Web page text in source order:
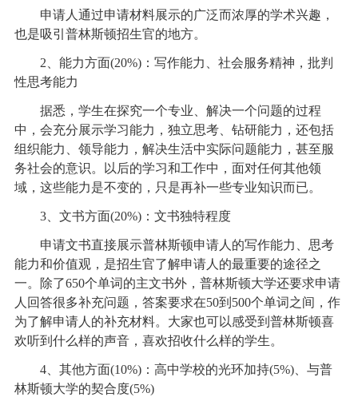
申请人通过申请材料展示的广泛而浓厚的学术兴趣，
也是吸引普林斯顿招生官的地方。
2、能力方面(20%)：写作能力、社会服务精神，批判
性思考能力
据悉，学生在探究一个专业、解决一个问题的过程
中，会充分展示学习能力，独立思考、钻研能力，还包括
组织能力、领导能力，解决生活中实际问题能力，甚至服
务社会的意识。以后的学习和工作中，面对任何其他领
域，这些能力是不变的，只是再补一些专业知识而已。
3、文书方面(20%)：文书独特程度
申请文书直接展示普林斯顿申请人的写作能力、思考
能力和价值观，是招生官了解申请人的最重要的途径之
一。除了650个单词的主文书外，普林斯顿大学还要求申请
人回答很多补充问题，答案要求在50到500个单词之间，作
为了解申请人的补充材料。大家也可以感受到普林斯顿喜
欢听到什么样的声音，喜欢招收什么样的学生。
4、其他方面(10%)：高中学校的光环加持(5%)、与普
林斯顿大学的契合度(5%)